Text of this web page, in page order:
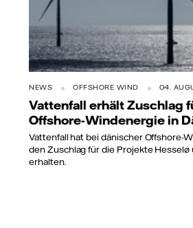
NEWS OFFSHORE WIND 04.
Vattenfall erhält Zuschlag
Offshore-Windenergie in
Vattenfall hat bei dänischer Offshore-
den Zuschlag für die Projekte Hesselø
erhalten.